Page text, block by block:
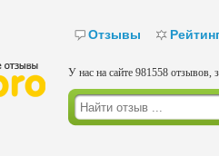
Отзывы
У нас на сайте 981558 отзывов,